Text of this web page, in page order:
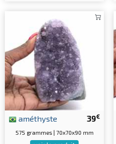
39€
améthyste
575 grammes | 70x70x90 mm